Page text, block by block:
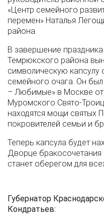
«Центр семейного
перемен» Наталья
района.
В завершение
Темрюкского района
символическую капсулу
семейного очага. Он
– Любимые» в Москве от
Муромского Свято-
находятся мощи святых
покровителей семьи и
Теперь капсула будет
Дворце бракосочетания
станет оберегом для
Губернатор
Кондратьев: